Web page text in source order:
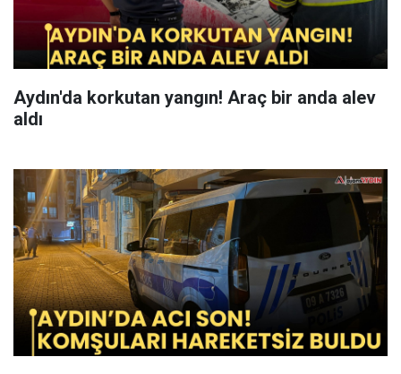
Aydın'da korkutan yangın! Araç bir anda alev
aldı